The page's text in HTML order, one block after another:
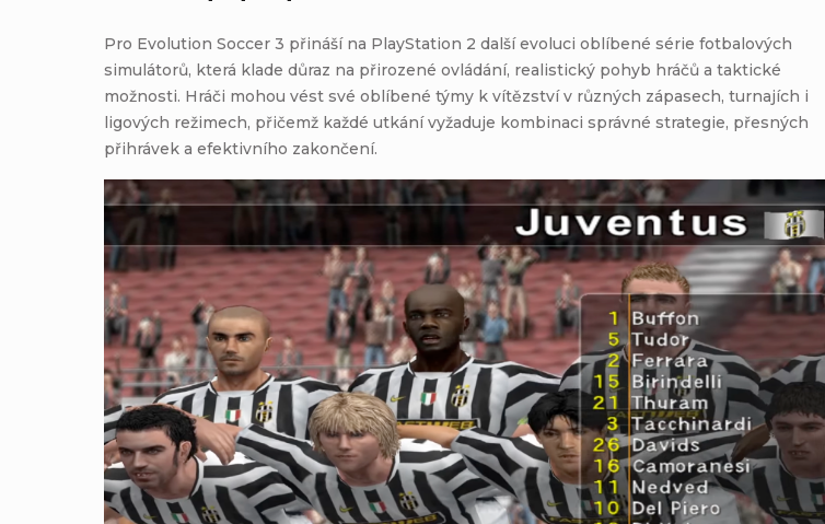
Pro Evolution Soccer 3 přináší na PlayStation 2 další evoluci oblíbené série fotbalových
simulátorů, která klade důraz na přirozené ovládání, realistický pohyb hráčů a taktické
možnosti. Hráči mohou vést své oblíbené týmy k vítězství v různých zápasech, turnajích i
ligových režimech, přičemž každé utkání vyžaduje kombinaci správné strategie, přesných
přihrávek a efektivního zakončení.